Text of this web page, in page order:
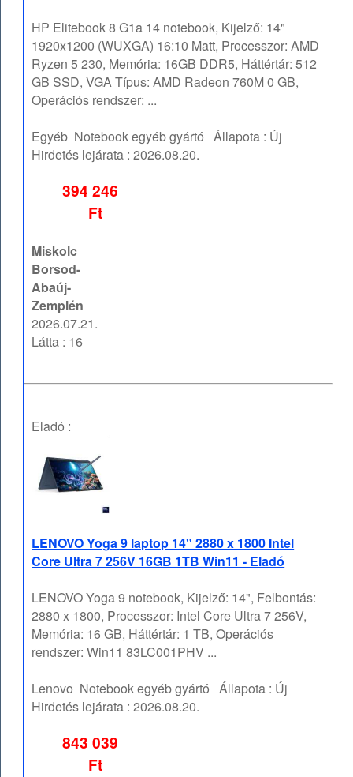
HP Elitebook 8 G1a 14 notebook, Kijelző: 14"
1920x1200 (WUXGA) 16:10 Matt, Processzor: AMD
Ryzen 5 230, Memória: 16GB DDR5, Háttértár: 512
GB SSD, VGA Típus: AMD Radeon 760M 0 GB,
Operációs rendszer: ...
Egyéb Notebook egyéb gyártó Állapota : Új
Hirdetés lejárata :2026.08.20.
394 246
Ft
Miskolc
Borsod-
Abaúj-
Zemplén
2026.07.21.
Látta : 16
Eladó :
LENOVO Yoga 9 laptop 14" 2880 x 1800 Intel
Core Ultra 7 256V 16GB 1TB Win11 - Eladó
LENOVO Yoga 9 notebook, Kijelző: 14", Felbontás:
2880 x 1800, Processzor: Intel Core Ultra 7 256V,
Memória: 16 GB, Háttértár: 1 TB, Operációs
rendszer: Win11 83LC001PHV ...
Lenovo Notebook egyéb gyártó Állapota : Új
Hirdetés lejárata :2026.08.20.
843 039
Ft